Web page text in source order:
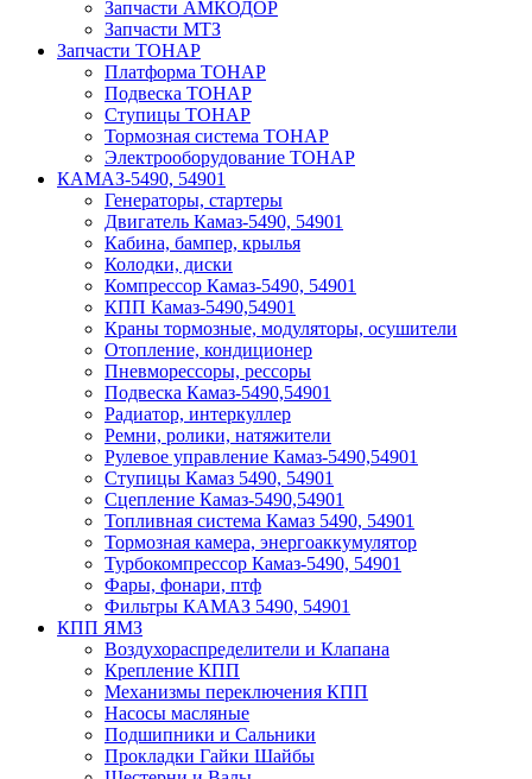
Запчасти АМКОДОР
Запчасти МТЗ
Запчасти ТОНАР
Платформа ТОНАР
Подвеска ТОНАР
Ступицы ТОНАР
Тормозная система ТОНАР
Электрооборудование ТОНАР
КАМАЗ-5490, 54901
Генераторы, стартеры
Двигатель Камаз-5490, 54901
Кабина, бампер, крылья
Колодки, диски
Компрессор Камаз-5490, 54901
КПП Камаз-5490,54901
Краны тормозные, модуляторы, осушители
Отопление, кондиционер
Пневморессоры, рессоры
Подвеска Камаз-5490,54901
Радиатор, интеркуллер
Ремни, ролики, натяжители
Рулевое управление Камаз-5490,54901
Ступицы Камаз 5490, 54901
Сцепление Камаз-5490,54901
Топливная система Камаз 5490, 54901
Тормозная камера, энергоаккумулятор
Турбокомпрессор Камаз-5490, 54901
Фары, фонари, птф
Фильтры КАМАЗ 5490, 54901
КПП ЯМЗ
Воздухораспределители и Клапана
Крепление КПП
Механизмы переключения КПП
Насосы масляные
Подшипники и Сальники
Прокладки Гайки Шайбы